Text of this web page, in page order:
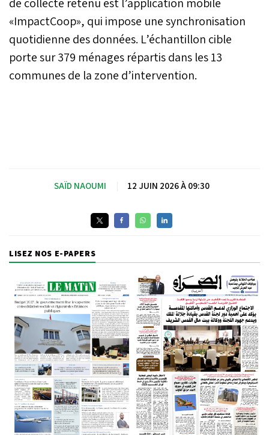
«ImpactCoop», qui impose une synchronisation
quotidienne des données. L’échantillon cible
porte sur 379 ménages répartis dans les 13
communes de la zone d’intervention.
SAÏD NAOUMI 12 JUIN 2026 À 09:30
LISEZ NOS E-PAPERS